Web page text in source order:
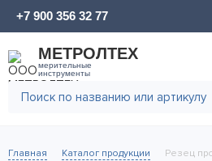
МЕТРОЛТЕХ
мерительные
инструменты
+7 900 356 32 77
Главная Каталог продукции Резец